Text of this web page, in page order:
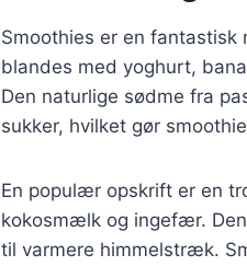
Smoothies er en
blandes med yoghurt,
Den naturlige sødme fra
sukker, hvilket gør
En populær opskrift er en
kokosmælk og ingefær.
til varmere himmelstræk.